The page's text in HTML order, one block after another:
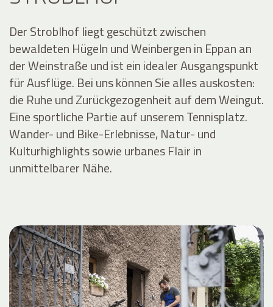
Der Stroblhof liegt geschützt zwischen
bewaldeten Hügeln und Weinbergen in Eppan an
der Weinstraße und ist ein idealer Ausgangspunkt
für Ausflüge. Bei uns können Sie alles auskosten:
die Ruhe und Zurückgezogenheit auf dem Weingut.
Eine sportliche Partie auf unserem Tennisplatz.
Wander- und Bike-Erlebnisse, Natur- und
Kulturhighlights sowie urbanes Flair in
unmittelbarer Nähe.